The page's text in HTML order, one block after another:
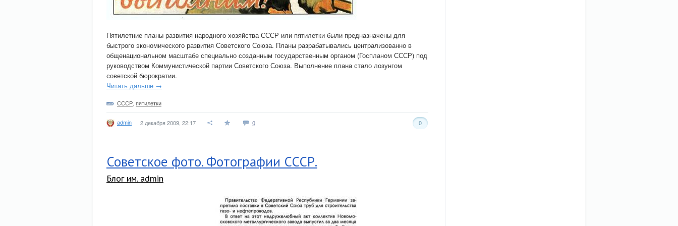
Пятилетние планы развития народного хозяйства СССР или пятилетки были предназначены для
быстрого экономического развития Советского Союза. Планы разрабатывались централизованно в
общенациональном масштабе специально созданным государственным органом (Госпланом СССР) под
руководством Коммунистической партии Советского Союза. Выполнение плана стало лозунгом
советской бюрократии.
Читать дальше →
СССР пятилетки
admin 2 декабря 2009, 22:17 0 0
Советское фото. Фотографии СССР.
Блог им. admin